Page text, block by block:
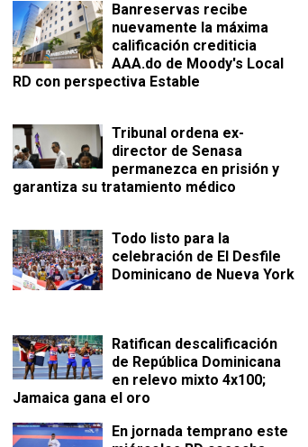
Banreservas recibe
nuevamente la máxima
calificación crediticia
AAA.do de Moody's Local
RD con perspectiva Estable
Tribunal ordena ex-
director de Senasa
permanezca en prisión y
garantiza su tratamiento médico
Todo listo para la
celebración de El Desfile
Dominicano de Nueva York
Ratifican descalificación
de República Dominicana
en relevo mixto 4x100;
Jamaica gana el oro
En jornada temprano este